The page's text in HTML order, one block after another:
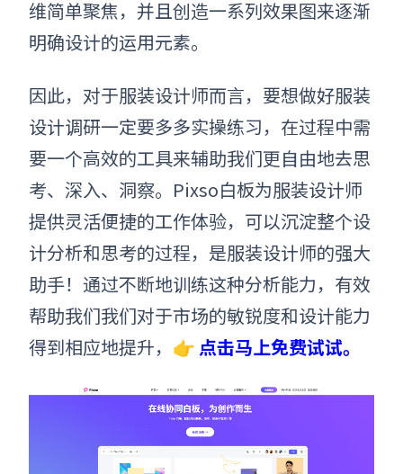
维简单聚焦，并且创造一系列效果图来逐渐
明确设计的运用元素。
因此，对于服装设计师而言，要想做好服装
设计调研一定要多多实操练习， 在过程中需
要一个高效的工具来辅助我们更自由地去思
考、深入、洞察。Pixso白板为服装设计师
提供灵活便捷的工作体验，可以沉淀整个设
计分析和思考的过程，是服装设计师的强大
助手！ 通过不断地训练这种分析能力，有效
帮助我们我们对于市场的敏锐度和设计能力
得到相应地提升，👉 点击马上免费试试。